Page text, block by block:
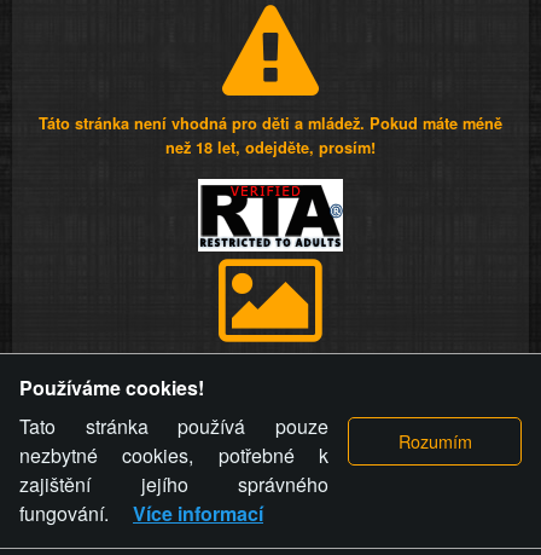
Táto stránka není vhodná pro děti a mládež. Pokud máte méně
než 18 let, odejděte, prosím!
videa a komentáře. Osoba, které se toto opatření provozovatele
stránky týče, ani osoba, která umístila fotografii nebo video na
stránku, nemůže z důvodu odstranění fotografie, videa nebo
komentáře pro výše uvedenou okolnost uplatnit vůči
provozovateli stránky žádný nárok na náhradu škody nebo
nemajetkové újmy.
Používáme cookies!
Tato stránka používá pouze
nezbytné cookies, potřebné k
zajištění jejího správného
fungování.
Více informací